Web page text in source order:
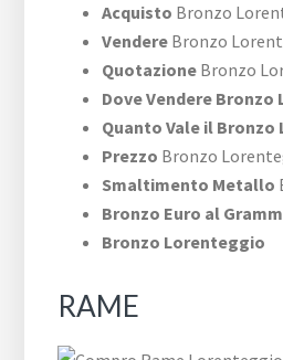
Acquisto Bronzo
Vendere Bronzo
Quotazione Bronzo
Dove Vendere
Quanto Vale il
Prezzo Bronzo
Smaltimento Metallo
Bronzo Euro al
Bronzo Lorenteggio
RAME